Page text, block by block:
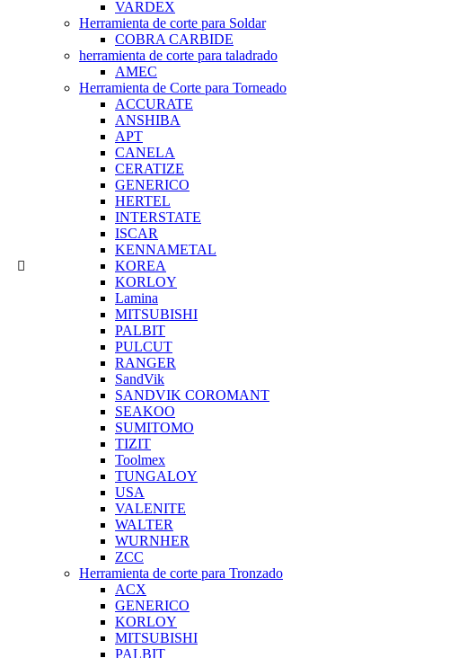
VARDEX
Herramienta de corte para Soldar
COBRA CARBIDE
herramienta de corte para taladrado
AMEC
Herramienta de Corte para Torneado
ACCURATE
ANSHIBA
APT
CANELA
CERATIZE
GENERICO
HERTEL
INTERSTATE
ISCAR
KENNAMETAL
KOREA
KORLOY
Lamina
MITSUBISHI
PALBIT
PULCUT
RANGER
SandVik
SANDVIK COROMANT
SEAKOO
SUMITOMO
TIZIT
Toolmex
TUNGALOY
USA
VALENITE
WALTER
WURNHER
ZCC
Herramienta de corte para Tronzado
ACX
GENERICO
KORLOY
MITSUBISHI
PALBIT